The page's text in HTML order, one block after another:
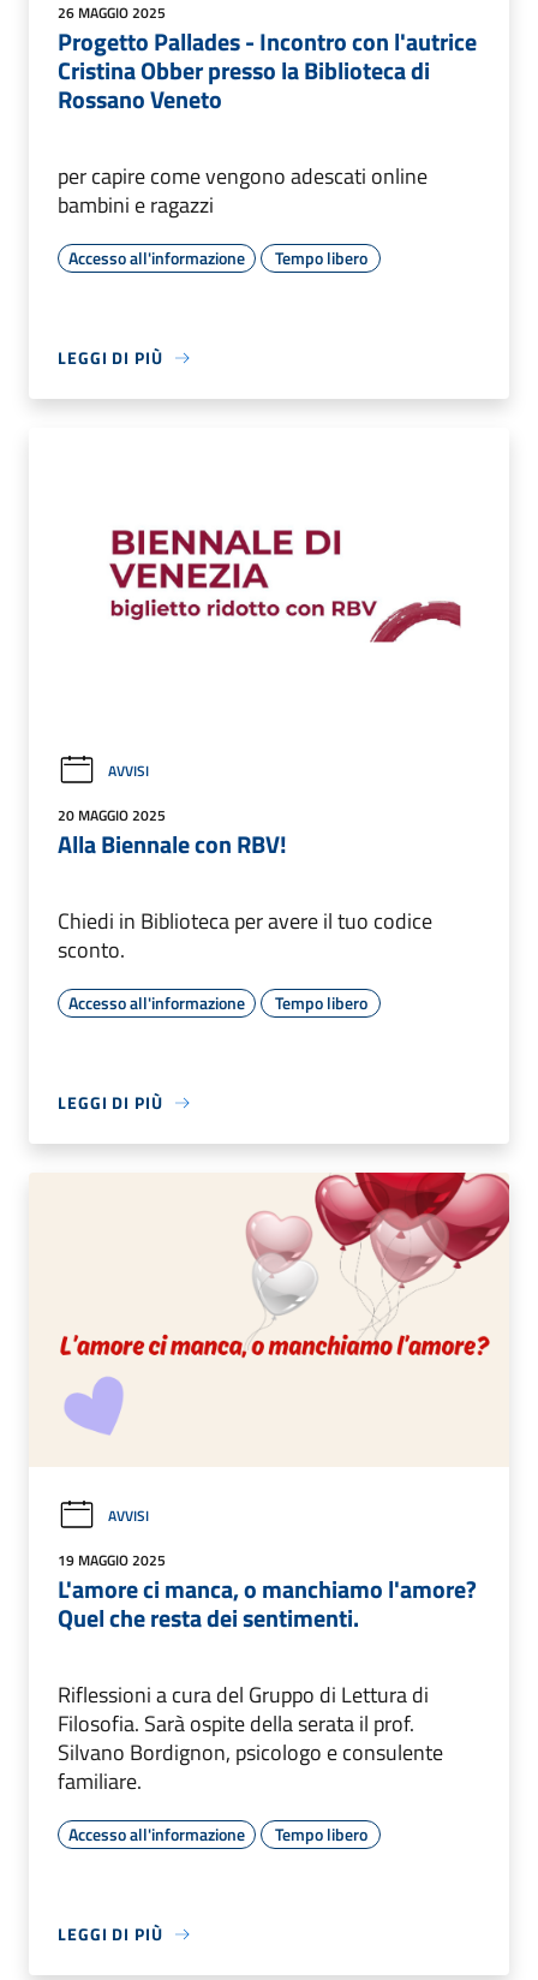
26 MAGGIO 2025
Progetto Pallades - Incontro con l'autrice
Cristina Obber presso la Biblioteca di
Rossano Veneto
per capire come vengono adescati online
bambini e ragazzi
Accesso all'informazione Tempo libero
LEGGI DI PIÙ
AVVISI
20 MAGGIO 2025
Alla Biennale con RBV!
Chiedi in Biblioteca per avere il tuo codice
sconto.
Accesso all'informazione Tempo libero
LEGGI DI PIÙ
AVVISI
19 MAGGIO 2025
L'amore ci manca, o manchiamo l'amore?
Quel che resta dei sentimenti.
Riflessioni a cura del Gruppo di Lettura di
Filosofia. Sarà ospite della serata il prof.
Silvano Bordignon, psicologo e consulente
familiare.
Accesso all'informazione Tempo libero
LEGGI DI PIÙ